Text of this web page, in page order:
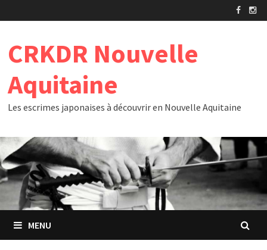
au
CRKDR Nouvelle
Aquitaine
Les escrimes japonaises à découvrir en Nouvelle Aquitaine
MENU